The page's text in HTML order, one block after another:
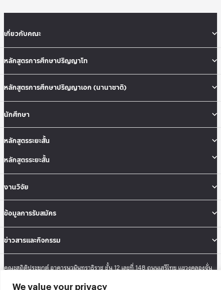
We value your privacy
เกี่ยวกับคณะ
หลักสูตรการศึกษาปริญญาโท
หลักสูตรการศึกษาปริญญาเอก (นานาชาติ)
นักศึกษา
หลักสูตรระยะสั้น
หลักสูตรระยะสั้น
งานวิจัย
ข้อมูลการรับสมัคร
ข่าวสารและกิจกรรม
คณะสถิติประยุกต์ อาคารนวมินทราธิราช ชั้น 12 เลขที่ 148 ถนนเสรีไทย แขวงคลองจั่น
Tel: 02-727-3035-40